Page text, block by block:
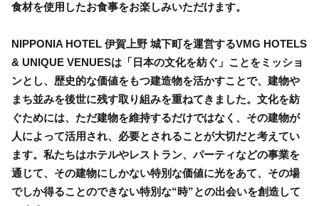
食材を使用したお食事をお楽しみいただけます。
NIPPONIA HOTEL 伊賀上野 城下町を運営するVMG HOTELS
& UNIQUE VENUESは「日本の文化を紡ぐ」ことをミッショ
ンとし、歴史的な価値をもつ建造物を活かすことで、建物や
まち並みを後世に残す取り組みを重ねてきました。文化を紡
ぐためには、ただ建物を維持するだけではなく、その建物が
人によって活用され、必要とされることが大切だと考えてい
ます。私たちはホテルやレストラン、パーティなどの事業を
通じて、その建物にしかない特別な価値に光をあて、その場
でしか得ることのできない特別な“時”との出会いを創造して